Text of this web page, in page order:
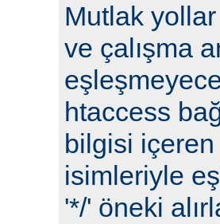
Mutlak
ve çalışma
htaccess
bilgisi
isimleriyle
'*/' öneki